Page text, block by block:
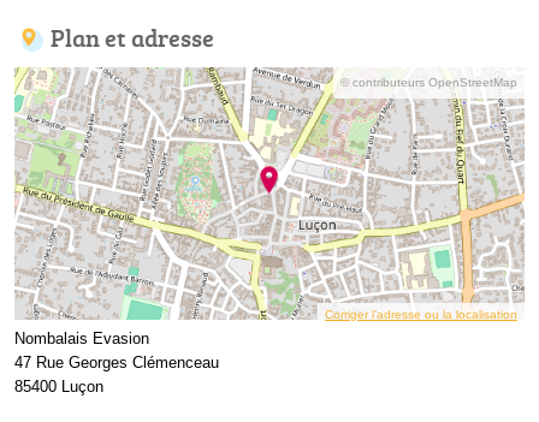
Plan et adresse
© contributeurs OpenStreetMap
Corriger l’adresse ou la localisation
Nombalais Evasion
47 Rue Georges Clémenceau
85400 Luçon